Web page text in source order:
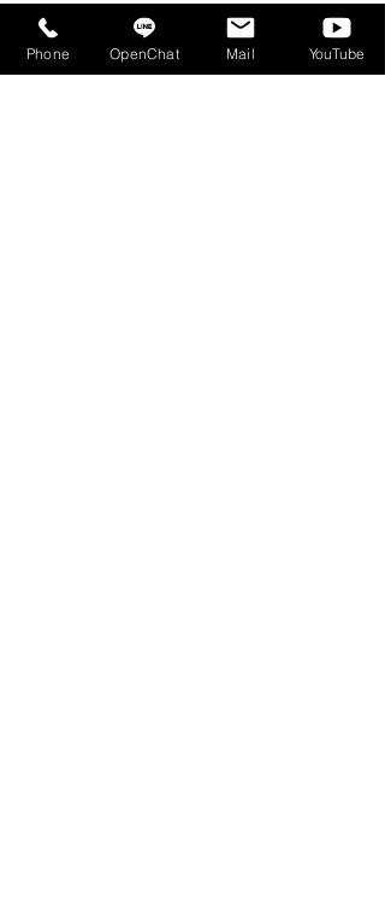
最新記事 すべて表示
Phone OpenChat Mail YouTube